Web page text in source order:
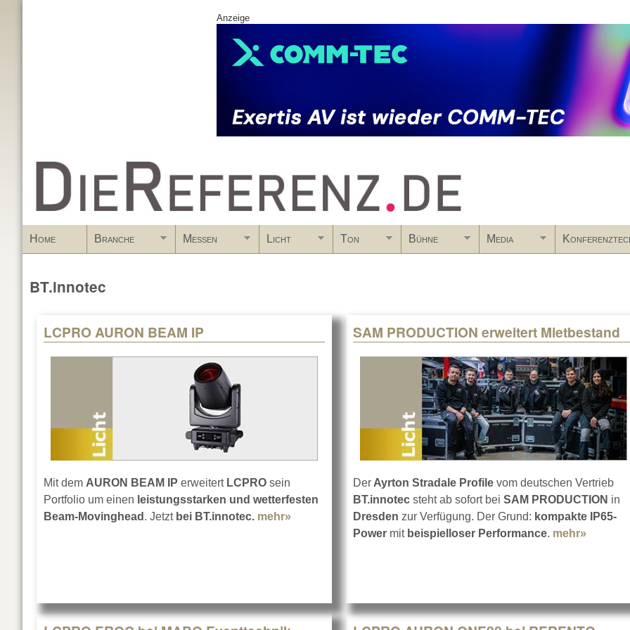
Anzeige
www.DieReferenz.de
Home Branche Messen Licht Ton Bühne Media
BT.innotec
LCPRO AURON BEAM IP
Mit dem AURON BEAM IP erweitert LCPRO sein
Portfolio um einen leistungsstarken und wetterfesten
Beam-Movinghead . Jetzt bei BT.innotec. mehr» about LCPRO AURON BEAM IP
SAM PRODUCTION erweitert Mietbestand
Der Ayrton Stradale Profile vom deutschen Vertrieb
BT.innotec steht ab sofort bei SAM PRODUCTION in
Dresden zur Verfügung. Der Grund: kompakte IP65-
Power mit beispielloser Performance. mehr» about